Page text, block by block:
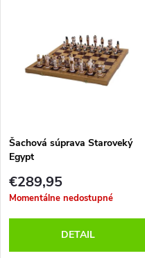
e
p
r
Abecedne
s
p
r
Šachová súprava Staroveký
Egypt
€289,95
Momentálne nedostupné
DETAIL